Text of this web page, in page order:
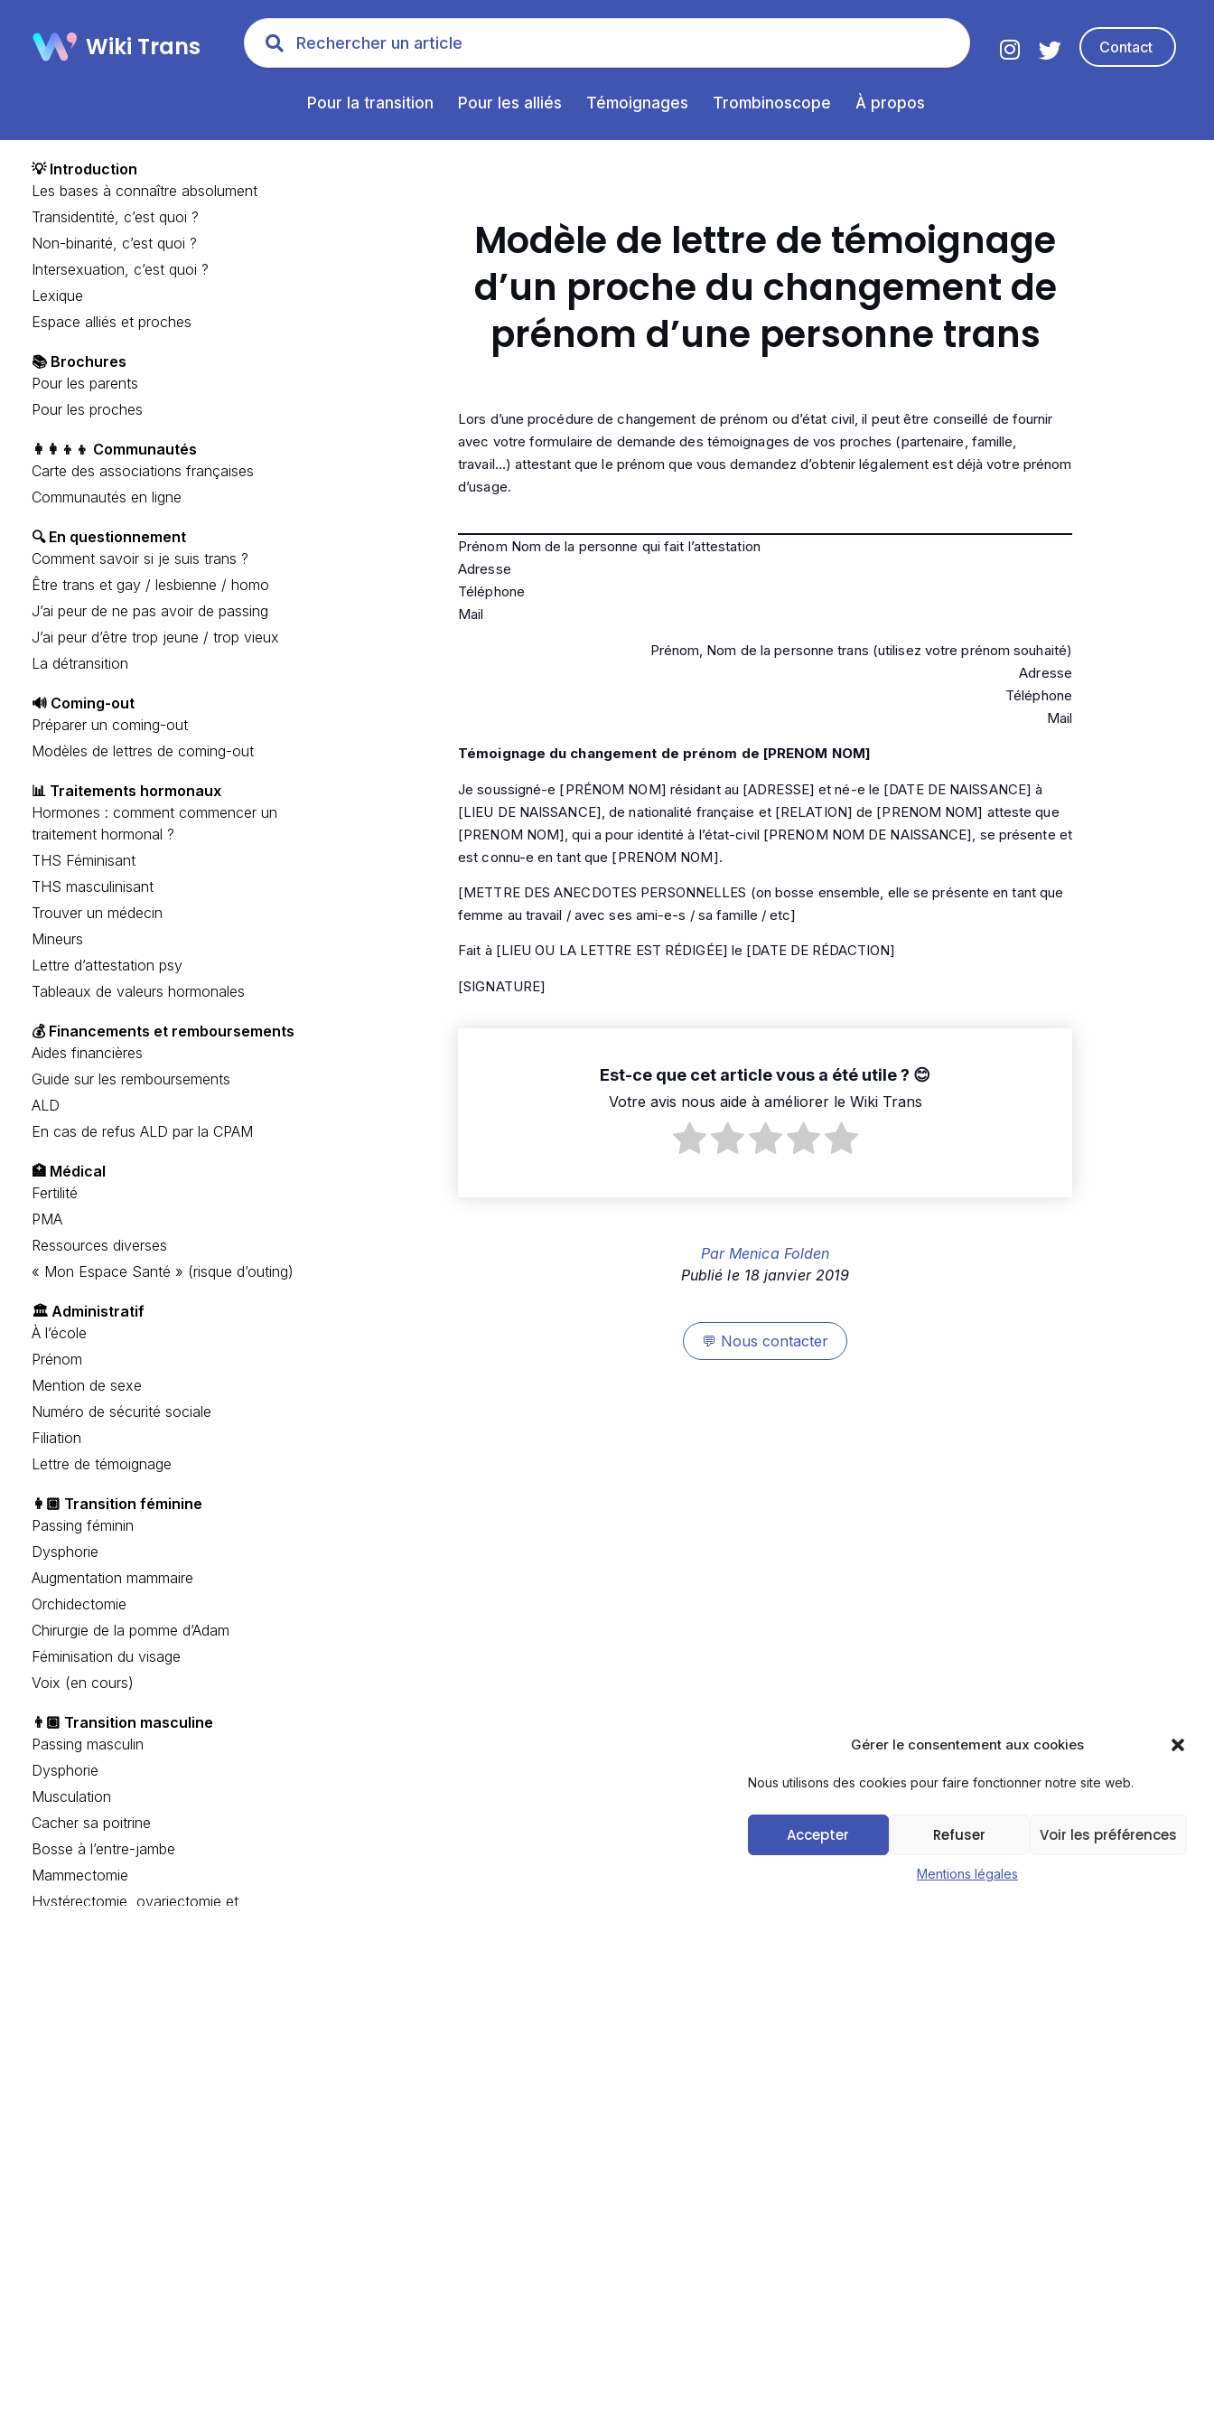
Gérer le consentement aux cookies
Nous utilisons des cookies pour faire fonctionner notre site web.
Accepter Refuser Voir les préférences
Mentions légales
Wiki Trans Contact
Pour la transition Pour les alliés Témoignages Trombinoscope À propos
💡 Introduction
Les bases à connaître absolument
Transidentité, c’est quoi ?
Non-binarité, c’est quoi ?
Intersexuation, c’est quoi ?
Lexique
Espace alliés et proches
📚 Brochures
Pour les parents
Pour les proches
👩‍👩‍👦‍👦 Communautés
Carte des associations françaises
Communautés en ligne
🔍 En questionnement
Comment savoir si je suis trans ?
Être trans et gay / lesbienne / homo
J’ai peur de ne pas avoir de passing
J’ai peur d’être trop jeune / trop vieux
La détransition
🔊 Coming-out
Préparer un coming-out
Modèles de lettres de coming-out
📊 Traitements hormonaux
Hormones : comment commencer un
traitement hormonal ?
THS Féminisant
THS masculinisant
Trouver un médecin
Mineurs
Lettre d’attestation psy
Tableaux de valeurs hormonales
💰 Financements et remboursements
Aides financières
Guide sur les remboursements
ALD
En cas de refus ALD par la CPAM
🏥 Médical
Fertilité
PMA
Ressources diverses
« Mon Espace Santé » (risque d’outing)
🏛️ Administratif
À l’école
Prénom
Mention de sexe
Numéro de sécurité sociale
Filiation
Lettre de témoignage
👩🏼 Transition féminine
Passing féminin
Dysphorie
Augmentation mammaire
Orchidectomie
Chirurgie de la pomme d’Adam
Féminisation du visage
Voix (en cours)
👨🏽 Transition masculine
Passing masculin
Dysphorie
Musculation
Cacher sa poitrine
Bosse à l’entre-jambe
Mammectomie
Hystérectomie, ovariectomie et
Modèle de lettre de témoignage
d’un proche du changement de
prénom d’une personne trans
Lors d’une procédure de changement de prénom ou d’état civil, il peut être conseillé de fournir
avec votre formulaire de demande des témoignages de vos proches (partenaire, famille,
travail…) attestant que le prénom que vous demandez d’obtenir légalement est déjà votre prénom
d’usage.
Prénom Nom de la personne qui fait l’attestation
Adresse
Téléphone
Mail
Prénom, Nom de la personne trans (utilisez votre prénom souhaité)
Adresse
Téléphone
Mail
Témoignage du changement de prénom de [PRENOM NOM]
Je soussigné-e [PRÉNOM NOM] résidant au [ADRESSE] et né-e le [DATE DE NAISSANCE] à
[LIEU DE NAISSANCE], de nationalité française et [RELATION] de [PRENOM NOM] atteste que
[PRENOM NOM], qui a pour identité à l’état-civil [PRENOM NOM DE NAISSANCE], se présente et
est connu-e en tant que [PRENOM NOM].
[METTRE DES ANECDOTES PERSONNELLES (on bosse ensemble, elle se présente en tant que
femme au travail / avec ses ami-e-s / sa famille / etc]
Fait à [LIEU OU LA LETTRE EST RÉDIGÉE] le [DATE DE RÉDACTION]
[SIGNATURE]
Est-ce que cet article vous a été utile ?
Votre avis nous aide à améliorer le Wiki Trans
Par Menica Folden
Publié le18 janvier 2019
💬 Nous contacter